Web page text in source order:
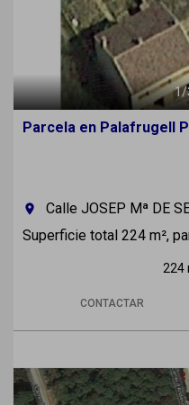
1/
Parcela en Palafrugell
room
Calle JOSEP Mª DE
Superficie total 224 m²,
224
CONTACTAR